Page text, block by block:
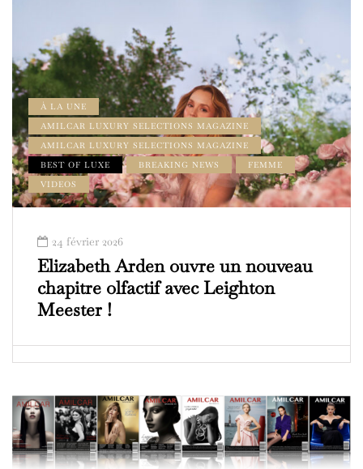
À LA UNE
AMILCAR LUXURY SELECTIONS MAGAZINE
AMILCAR LUXURY SELECTIONS MAGAZINE
BEST OF LUXE
BREAKING NEWS
FEMME
VIDEOS
24 février 2026
Elizabeth Arden ouvre un nouveau
chapitre olfactif avec Leighton
Meester !